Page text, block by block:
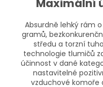
Maximální
Absurdně lehký rám
gramů,
středu a torzní
technologie tlumičů
účinnost v dané
nastavitelné
vzduchové komoře